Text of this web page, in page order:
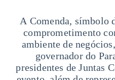
A Comenda, símbolo
comprometimento
ambiente de
governador do
presidentes de Juntas